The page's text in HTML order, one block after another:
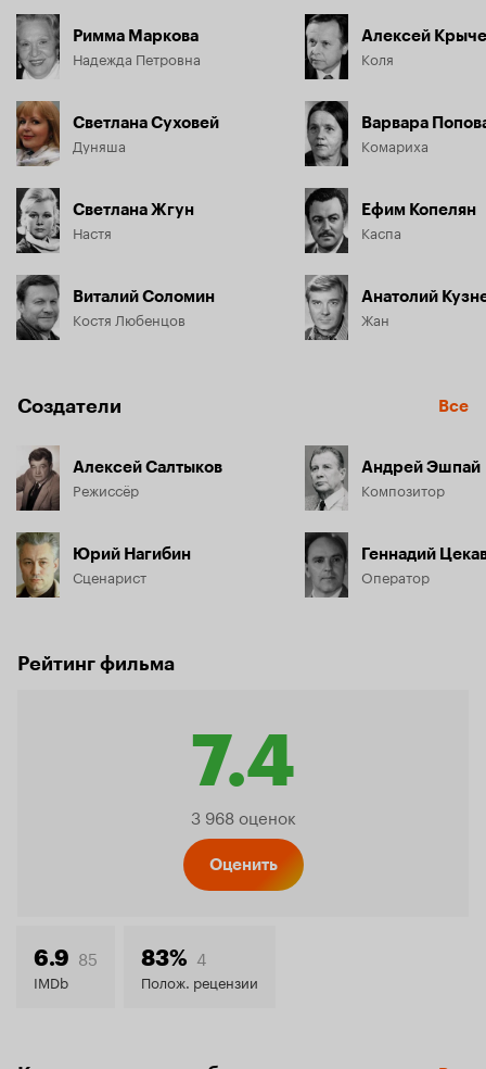
Римма Маркова
Надежда Петровна
Светлана Суховей
Дуняша
Светлана Жгун
Настя
Виталий Соломин
Костя Любенцов
Алексей
Коля
Варвара
Комариха
Ефим Копелян
Каспа
Анатолий
Жан
Создатели Все
Алексей Салтыков
Режиссёр
Юрий Нагибин
Сценарист
Андрей Эшпай
Композитор
Геннадий
Оператор
Рейтинг фильма
7.4
Рейтинг
7.4
3 968 оценок
Оценить
6.9 85
IMDb
83% 4
Полож. рецензии